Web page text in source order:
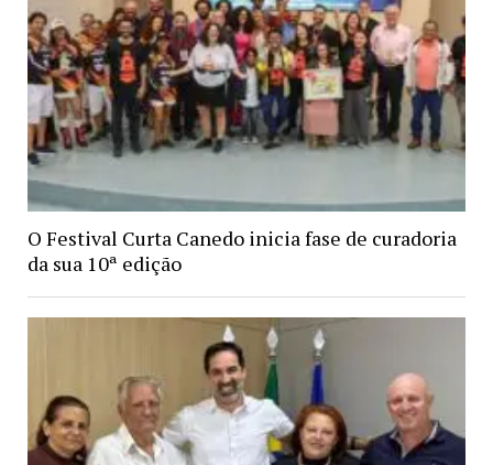
O Festival Curta Canedo inicia fase de curadoria
da sua 10ª edição